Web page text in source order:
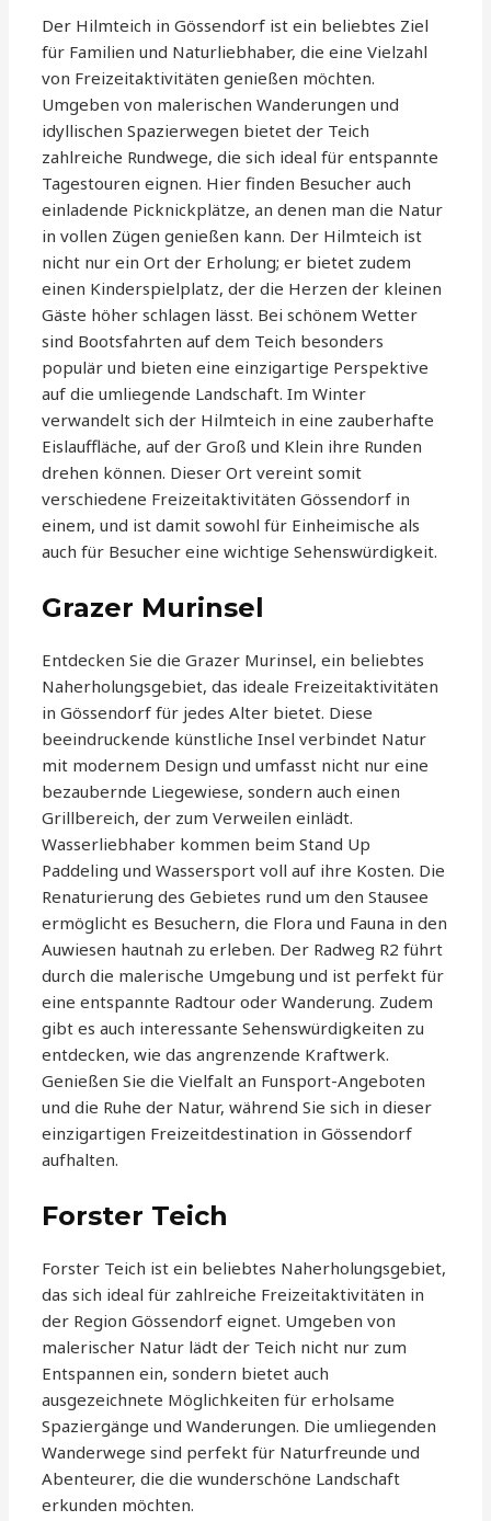
Der Hilmteich in Gössendorf ist ein beliebtes Ziel
für Familien und Naturliebhaber, die eine Vielzahl
von Freizeitaktivitäten genießen möchten.
Umgeben von malerischen Wanderungen und
idyllischen Spazierwegen bietet der Teich
zahlreiche Rundwege, die sich ideal für entspannte
Tagestouren eignen. Hier finden Besucher auch
einladende Picknickplätze, an denen man die Natur
in vollen Zügen genießen kann. Der Hilmteich ist
nicht nur ein Ort der Erholung; er bietet zudem
einen Kinderspielplatz, der die Herzen der kleinen
Gäste höher schlagen lässt. Bei schönem Wetter
sind Bootsfahrten auf dem Teich besonders
populär und bieten eine einzigartige Perspektive
auf die umliegende Landschaft. Im Winter
verwandelt sich der Hilmteich in eine zauberhafte
Eislauffläche, auf der Groß und Klein ihre Runden
drehen können. Dieser Ort vereint somit
verschiedene Freizeitaktivitäten Gössendorf in
einem, und ist damit sowohl für Einheimische als
auch für Besucher eine wichtige Sehenswürdigkeit.
Grazer Murinsel
Entdecken Sie die Grazer Murinsel, ein beliebtes
Naherholungsgebiet, das ideale Freizeitaktivitäten
in Gössendorf für jedes Alter bietet. Diese
beeindruckende künstliche Insel verbindet Natur
mit modernem Design und umfasst nicht nur eine
bezaubernde Liegewiese, sondern auch einen
Grillbereich, der zum Verweilen einlädt.
Wasserliebhaber kommen beim Stand Up
Paddeling und Wassersport voll auf ihre Kosten. Die
Renaturierung des Gebietes rund um den Stausee
ermöglicht es Besuchern, die Flora und Fauna in den
Auwiesen hautnah zu erleben. Der Radweg R2 führt
durch die malerische Umgebung und ist perfekt für
eine entspannte Radtour oder Wanderung. Zudem
gibt es auch interessante Sehenswürdigkeiten zu
entdecken, wie das angrenzende Kraftwerk.
Genießen Sie die Vielfalt an Funsport-Angeboten
und die Ruhe der Natur, während Sie sich in dieser
einzigartigen Freizeitdestination in Gössendorf
aufhalten.
Forster Teich
Forster Teich ist ein beliebtes Naherholungsgebiet,
das sich ideal für zahlreiche Freizeitaktivitäten in
der Region Gössendorf eignet. Umgeben von
malerischer Natur lädt der Teich nicht nur zum
Entspannen ein, sondern bietet auch
ausgezeichnete Möglichkeiten für erholsame
Spaziergänge und Wanderungen. Die umliegenden
Wanderwege sind perfekt für Naturfreunde und
Abenteurer, die die wunderschöne Landschaft
erkunden möchten.